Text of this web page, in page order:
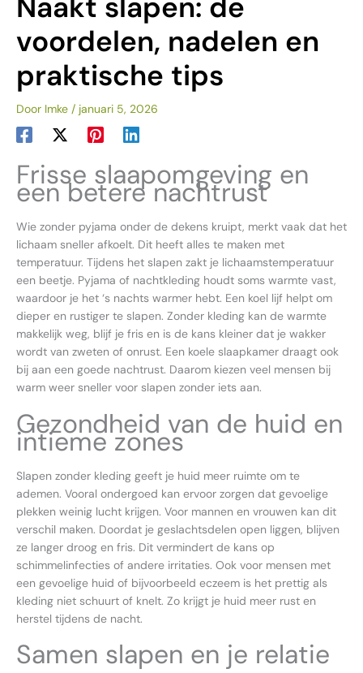
voordelen, nadelen en
praktische tips
Door Imke / januari 5, 2026
Frisse slaapomgeving en
een betere nachtrust
Wie zonder pyjama onder de dekens kruipt, merkt vaak dat het
lichaam sneller afkoelt. Dit heeft alles te maken met
temperatuur. Tijdens het slapen zakt je lichaamstemperatuur
een beetje. Pyjama of nachtkleding houdt soms warmte vast,
waardoor je het ‘s nachts warmer hebt. Een koel lijf helpt om
dieper en rustiger te slapen. Zonder kleding kan de warmte
makkelijk weg, blijf je fris en is de kans kleiner dat je wakker
wordt van zweten of onrust. Een koele slaapkamer draagt ook
bij aan een goede nachtrust. Daarom kiezen veel mensen bij
warm weer sneller voor slapen zonder iets aan.
Gezondheid van de huid en
intieme zones
Slapen zonder kleding geeft je huid meer ruimte om te
ademen. Vooral ondergoed kan ervoor zorgen dat gevoelige
plekken weinig lucht krijgen. Voor mannen en vrouwen kan dit
verschil maken. Doordat je geslachtsdelen open liggen, blijven
ze langer droog en fris. Dit vermindert de kans op
schimmelinfecties of andere irritaties. Ook voor mensen met
een gevoelige huid of bijvoorbeeld eczeem is het prettig als
kleding niet schuurt of knelt. Zo krijgt je huid meer rust en
herstel tijdens de nacht.
Samen slapen en je relatie